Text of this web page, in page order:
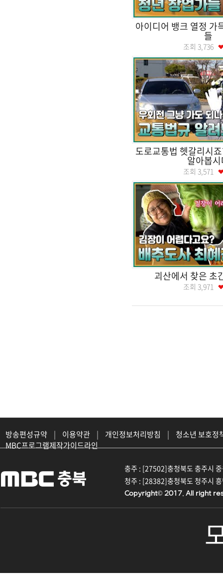
아이디어 뱅크 열정 가
들
조회 3,736
도로교통법 헷갈리시
알아봅
조회 3,571
괴산에서 찾은 초
조회 3,971
방송편성규약 | 이용약관 | 개인정보처리방침 |
청소년 보호정
MBC프로그램제작가이드라인
충주 : [27502]충청북도 충주시
청주 : [28382]충청북도 청주시
Copyright© 2017. All right